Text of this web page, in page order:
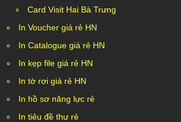
Card Visit Hai Bà Trưng
In Voucher giá rẻ HN
In Catalogue giá rẻ HN
In kẹp file giá rẻ HN
In tờ rơi giá rẻ HN
In hồ sơ năng lực rẻ
In tiêu đề thư rẻ